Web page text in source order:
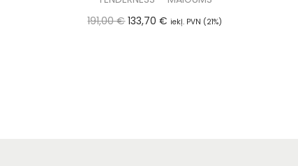
191,00€ 133,70€ iekļ. PVN (21%)